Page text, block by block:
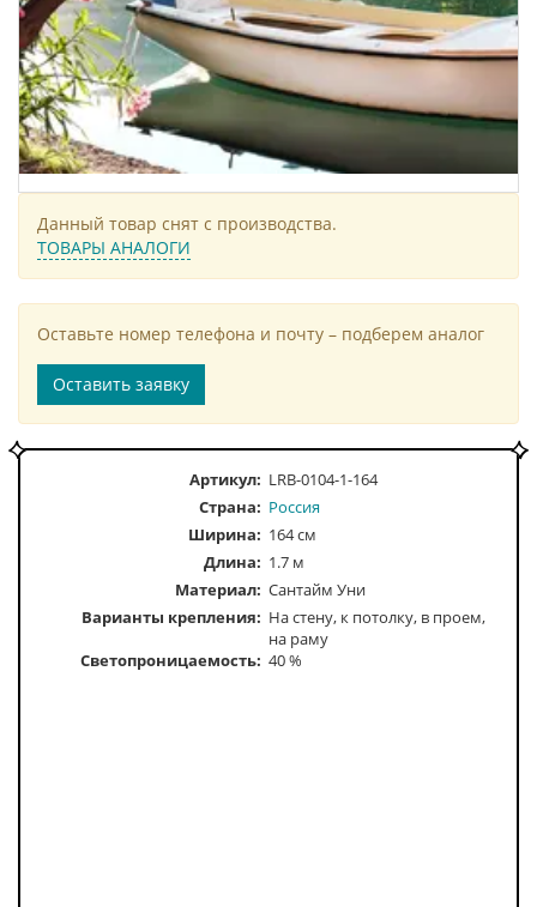
Данный товар снят с производства.
ТОВАРЫ АНАЛОГИ
Оставьте номер телефона и почту – подберем аналог
Оставить заявку
Артикул: LRB-0104-1-164
Страна: Россия
Ширина: 164 см
Длина: 1.7 м
Материал: Сантайм Уни
Варианты крепления: На стену, к потолку, в проем,
на раму
Светопроницаемость: 40 %